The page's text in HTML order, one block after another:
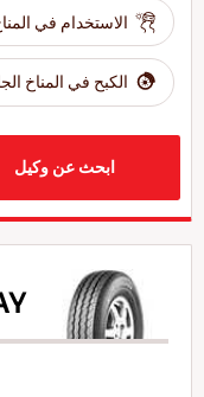
الاستخدام في
الكبح في المناخ
ابحث عن وكيل